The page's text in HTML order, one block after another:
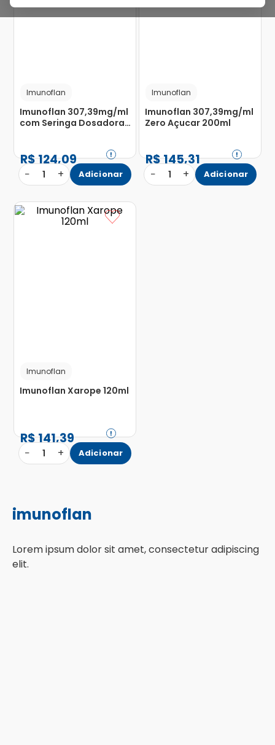
Imunoflan
Imunoflan 307,39mg/ml
com Seringa Dosadora
R$124,09
− 1 + Adicionar
Imunoflan
Imunoflan 307,39mg/ml
Zero Açucar 200ml
R$145,31
− 1 + Adicionar
Imunoflan
Imunoflan Xarope 120ml
R$141,39
− 1 + Adicionar
imunoflan
Lorem ipsum dolor sit amet, consectetur adipiscing
elit.